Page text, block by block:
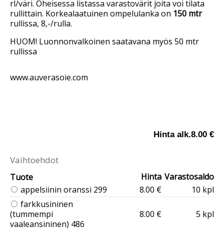
rl/väri. Oheisessa listassa varastovärit joita voi tilata
rullittain. Korkealaatuinen ompelulanka on 150 mtr
rullissa, 8,-/rulla.
HUOM! Luonnonvalkoinen saatavana myös 50 mtr
rullissa
www.auverasoie.com
Hinta alk.8.00 €
Vaihtoehdot
Tuote Hinta Varastosaldo
appelsiinin oranssi 299
8.00 €
10 kpl
farkkusininen
(tummempi
vaaleansininen) 486
8.00 € 5 kpl